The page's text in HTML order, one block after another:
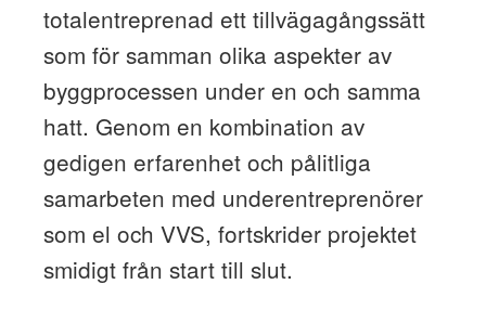
totalentreprenad ett tillvägagångssätt
som för samman olika aspekter av
byggprocessen under en och samma
hatt. Genom en kombination av
gedigen erfarenhet och pålitliga
samarbeten med underentreprenörer
som el och VVS, fortskrider projektet
smidigt från start till slut.